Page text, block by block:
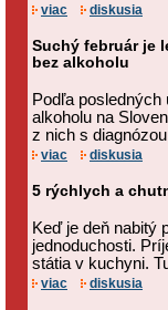
viac diskusia
Suchý február je
bez alkoholu
Podľa
alkoholu na
z nich s
viac diskusia
5 rýchlych a
Keď je deň nabitý
jednoduchosti.
státia v kuchyni.
viac diskusia